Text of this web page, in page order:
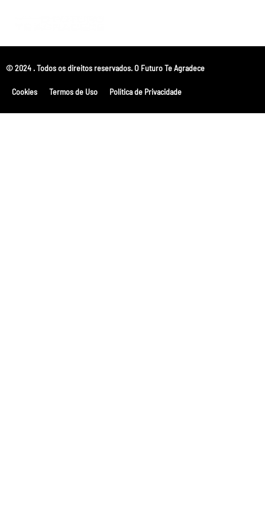
© 2024 . Todos os direitos reservados. O Futuro Te Agradece
Cookies Termos de Uso Política de Privacidade